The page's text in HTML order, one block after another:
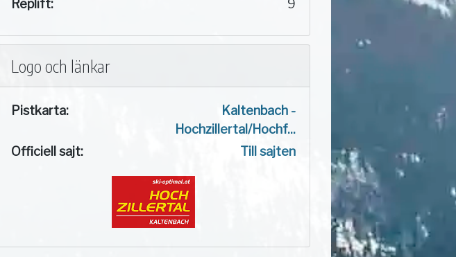
Replift:
9
Logo och länkar
Pistkarta:
Kaltenbach -
Hochzillertal/Hochf...
Officiell sajt:
Till sajten